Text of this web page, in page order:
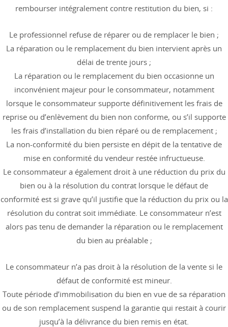
rembourser intégralement contre restitution du bien, si :
Le professionnel refuse de réparer ou de remplacer le bien ;
La réparation ou le remplacement du bien intervient après un
délai de trente jours ;
La réparation ou le remplacement du bien occasionne un
inconvénient majeur pour le consommateur, notamment
lorsque le consommateur supporte définitivement les frais de
reprise ou d’enlèvement du bien non conforme, ou s’il supporte
les frais d’installation du bien réparé ou de remplacement ;
La non-conformité du bien persiste en dépit de la tentative de
mise en conformité du vendeur restée infructueuse.
Le consommateur a également droit à une réduction du prix du
bien ou à la résolution du contrat lorsque le défaut de
conformité est si grave qu’il justifie que la réduction du prix ou la
résolution du contrat soit immédiate. Le consommateur n’est
alors pas tenu de demander la réparation ou le remplacement
du bien au préalable ;
Le consommateur n’a pas droit à la résolution de la vente si le
défaut de conformité est mineur.
Toute période d’immobilisation du bien en vue de sa réparation
ou de son remplacement suspend la garantie qui restait à courir
jusqu’à la délivrance du bien remis en état.